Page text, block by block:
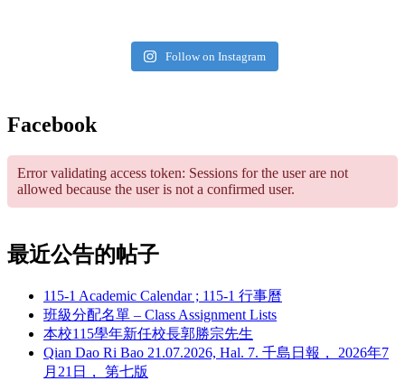
Follow on Instagram
Facebook
Error validating access token: Sessions for the user are not
allowed because the user is not a confirmed user.
最近公告的帖子
115-1 Academic Calendar ; 115-1 行事曆
班級分配名單 – Class Assignment Lists
本校115學年新任校長郭勝宗先生
Qian Dao Ri Bao 21.07.2026, Hal. 7. 千島日報， 2026年7
月21日， 第七版